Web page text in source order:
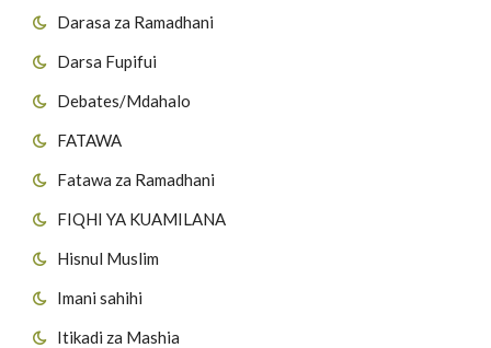
Darasa za Ramadhani
Darsa Fupifui
Debates/Mdahalo
FATAWA
Fatawa za Ramadhani
FIQHI YA KUAMILANA
Hisnul Muslim
Imani sahihi
Itikadi za Mashia